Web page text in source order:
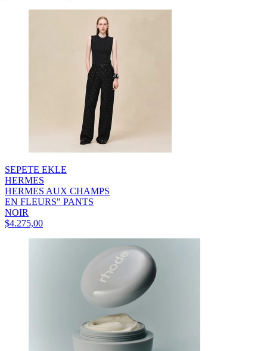
SEPETE EKLE
HERMES
HERMES AUX CHAMPS
EN FLEURS" PANTS
NOIR
$4.275,00